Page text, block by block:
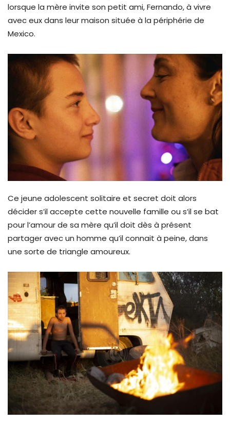
lorsque la mère invite son petit ami, Fernando, à vivre
avec eux dans leur maison située à la périphérie de
Mexico.
Ce jeune adolescent solitaire et secret doit alors
décider s’il accepte cette nouvelle famille ou s’il se bat
pour l’amour de sa mère qu’il doit dès à présent
partager avec un homme qu’il connait à peine, dans
une sorte de triangle amoureux.